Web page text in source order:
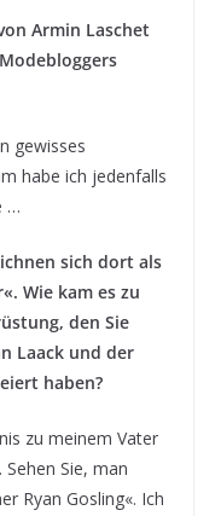
Armin Laschet
gewisses
habe ich jedenfalls
…
sich dort als
Wie kam es zu
den Sie
Laack und der
haben?
zu meinem Vater
Sie, man
Ryan Gosling«. Ich